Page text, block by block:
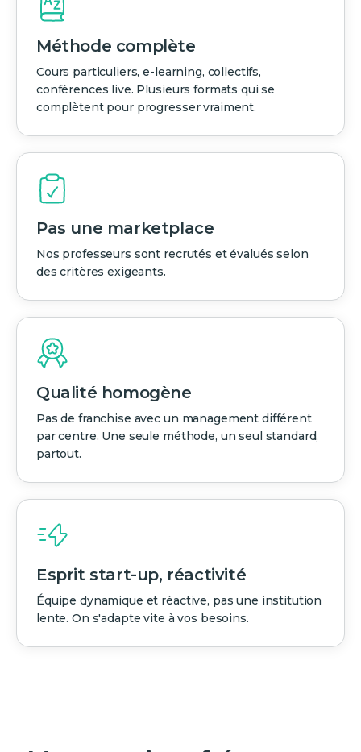
Méthode complète
Cours particuliers, e-learning, collectifs,
conférences live. Plusieurs formats qui se
complètent pour progresser vraiment.
Pas une marketplace
Nos professeurs sont recrutés et évalués selon
des critères exigeants.
Qualité homogène
Pas de franchise avec un management différent
par centre. Une seule méthode, un seul standard,
partout.
Esprit start-up, réactivité
Équipe dynamique et réactive, pas une institution
lente. On s'adapte vite à vos besoins.